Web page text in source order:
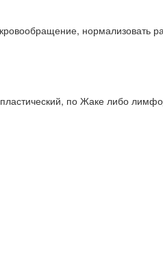
нормализовать
по Жаке либо